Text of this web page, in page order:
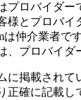
プロバイダー
様とプロバイ
は仲介業者で
、プロバイダ
に掲載されて
正確に記載し